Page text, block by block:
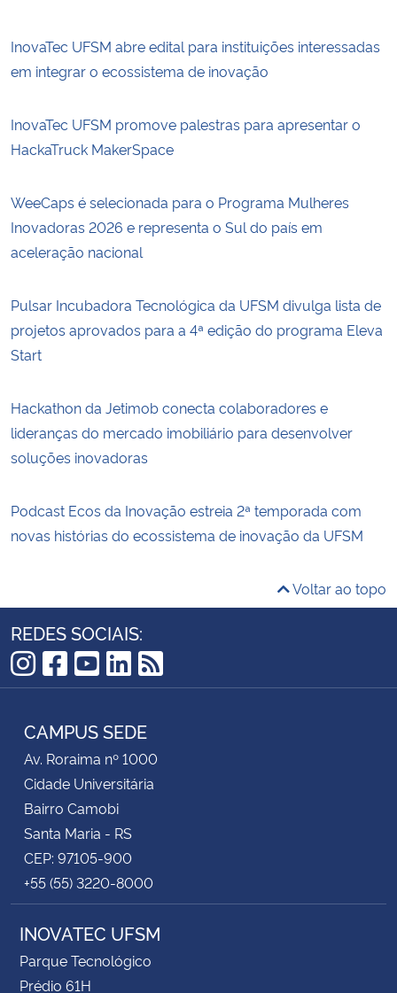
InovaTec UFSM abre edital para instituições interessadas
em integrar o ecossistema de inovação
InovaTec UFSM promove palestras para apresentar o
HackaTruck MakerSpace
WeeCaps é selecionada para o Programa Mulheres
Inovadoras 2026 e representa o Sul do país em
aceleração nacional
Pulsar Incubadora Tecnológica da UFSM divulga lista de
projetos aprovados para a 4ª edição do programa Eleva
Start
Hackathon da Jetimob conecta colaboradores e
lideranças do mercado imobiliário para desenvolver
soluções inovadoras
Podcast Ecos da Inovação estreia 2ª temporada com
novas histórias do ecossistema de inovação da UFSM
Voltar ao topo
REDES SOCIAIS:
Instagram
Facebook
YouTube
LinkedIn
RSS
CAMPUS SEDE
Av. Roraima nº 1000
Cidade Universitária
Bairro Camobi
Santa Maria - RS
CEP: 97105-900
+55 (55) 3220-8000
INOVATEC UFSM
Parque Tecnológico
Prédio 61H